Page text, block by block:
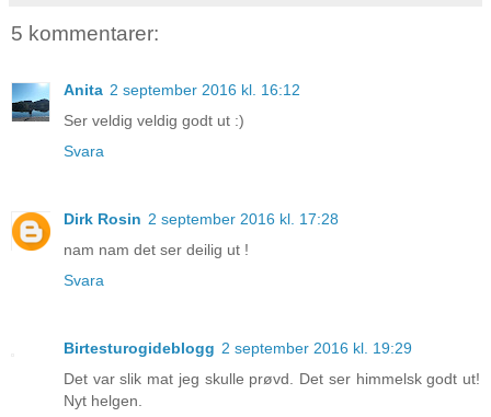
5 kommentarer:
Anita 2 september 2016 kl. 16:12
Ser veldig veldig godt ut :)
Svara
Dirk Rosin 2 september 2016 kl. 17:28
nam nam det ser deilig ut !
Svara
Birtesturogideblogg 2 september 2016 kl. 19:29
Det var slik mat jeg skulle prøvd. Det ser himmelsk godt ut!
Nyt helgen.